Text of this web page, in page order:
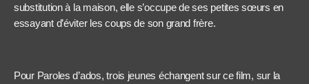
substitution à la maison, elle s’occupe de ses petites sœurs en
essayant d’éviter les coups de son grand frère.
Pour Paroles d’ados, trois jeunes échangent sur ce film, sur la